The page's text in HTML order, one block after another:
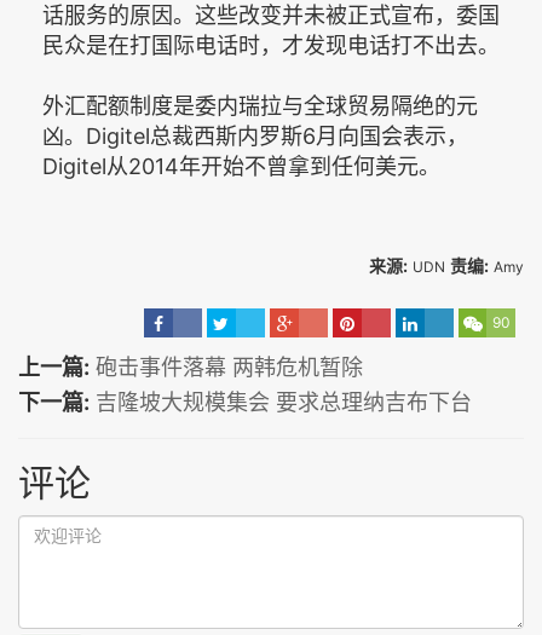
话服务的原因。这些改变并未被正式宣布，委国
民众是在打国际电话时，才发现电话打不出去。
外汇配额制度是委内瑞拉与全球贸易隔绝的元
凶。Digitel总裁西斯内罗斯6月向国会表示，
Digitel从2014年开始不曾拿到任何美元。
来源: UDN 责编: Amy
90
上一篇: 砲击事件落幕 两韩危机暂除
下一篇: 吉隆坡大规模集会 要求总理纳吉布下台
评论